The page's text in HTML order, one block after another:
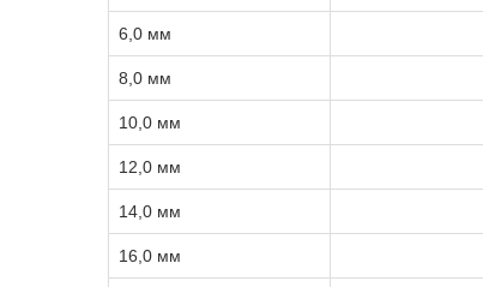
6,0 мм
8,0 мм
10,0 мм
12,0 мм
14,0 мм
16,0 мм